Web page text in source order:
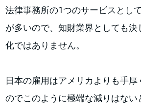
法律事務所の1つのサービスとし
が多いので、知財業界としても
化ではありません。
日本の雇用はアメリカよりも手厚
のでこのように極端な減りはない